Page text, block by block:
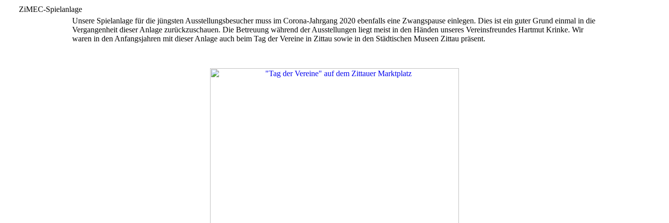
ZiMEC-Spielanlage
Unsere Spielanlage für die jüngsten Ausstellungsbesucher muss im Corona-Jahrgang 2020 ebenfalls eine Zwangspause einlegen. Dies ist ein guter Grund einmal in die
Vergangenheit dieser Anlage zurückzuschauen. Die Betreuung während der Ausstellungen liegt meist in den Händen unseres Vereinsfreundes Hartmut Krinke. Wir
waren in den Anfangsjahren mit dieser Anlage auch beim Tag der Vereine in Zittau sowie in den Städtischen Museen Zittau präsent.